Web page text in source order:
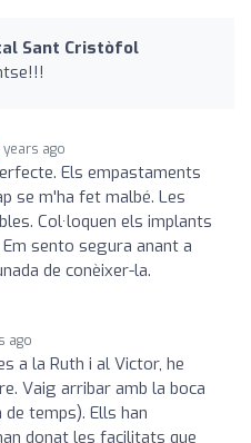
Sant Cristòfol
years ago
Els empastaments
se m'ha fet malbé. Les
Col·loquen els implants
sento segura anant a
de conèixer-la.
ago
a la Ruth i al Victor, he
Vaig arribar amb la boca
temps). Ells han
donat les facilitats que